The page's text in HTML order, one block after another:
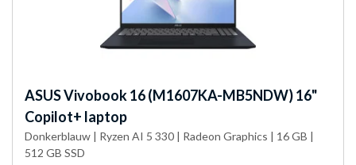
ASUSVivobook 16 (M1607KA-MB5NDW) 16"
Copilot+ laptop
Donkerblauw | Ryzen AI 5 330 | Radeon Graphics | 16 GB |
512 GB SSD